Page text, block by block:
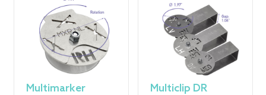
Multimarker Multiclip DR